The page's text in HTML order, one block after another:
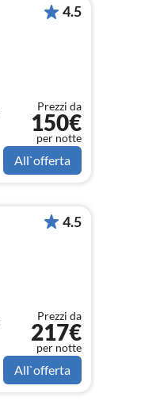
4.5
Prezzi da
150€
per notte
All`offerta
4.5
Prezzi da
217€
per notte
All`offerta